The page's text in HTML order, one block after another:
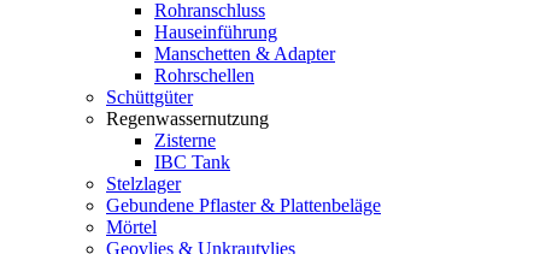
Rohranschluss
Hauseinführung
Manschetten & Adapter
Rohrschellen
Schüttgüter
Regenwassernutzung
Zisterne
IBC Tank
Stelzlager
Gebundene Pflaster & Plattenbeläge
Mörtel
Geovlies & Unkrautvlies